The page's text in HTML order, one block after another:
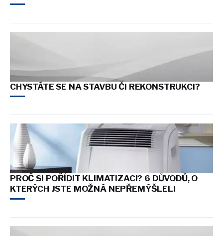
CHYSTÁTE SE NA STAVBU ČI REKONSTRUKCI?
PROČ SI POŘÍDIT KLIMATIZACI? 6 DŮVODŮ, O
KTERÝCH JSTE MOŽNÁ NEPŘEMÝŠLELI